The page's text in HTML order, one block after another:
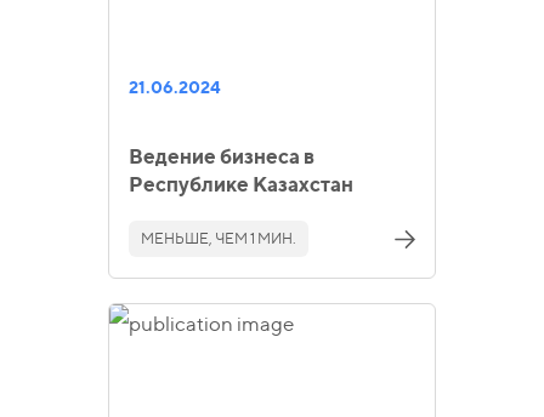
21.06.2024
Ведение бизнеса в
Республике Казахстан
МЕНЬШЕ, ЧЕМ 1 МИН.